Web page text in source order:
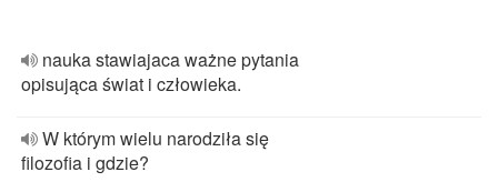
nauka stawiajaca ważne pytania
opisująca świat i człowieka.
W którym wielu narodziła się
filozofia i gdzie?